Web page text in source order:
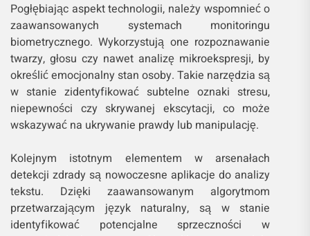
Pogłębiając aspekt technologii, należy wspomnieć o
zaawansowanych systemach monitoringu
biometrycznego. Wykorzystują one rozpoznawanie
twarzy, głosu czy nawet analizę mikroekspresji, by
określić emocjonalny stan osoby. Takie narzędzia są
w stanie zidentyfikować subtelne oznaki stresu,
niepewności czy skrywanej ekscytacji, co może
wskazywać na ukrywanie prawdy lub manipulację.
Kolejnym istotnym elementem w arsenałach
detekcji zdrady są nowoczesne aplikacje do analizy
tekstu. Dzięki zaawansowanym algorytmom
przetwarzającym język naturalny, są w stanie
identyfikować potencjalne sprzeczności w